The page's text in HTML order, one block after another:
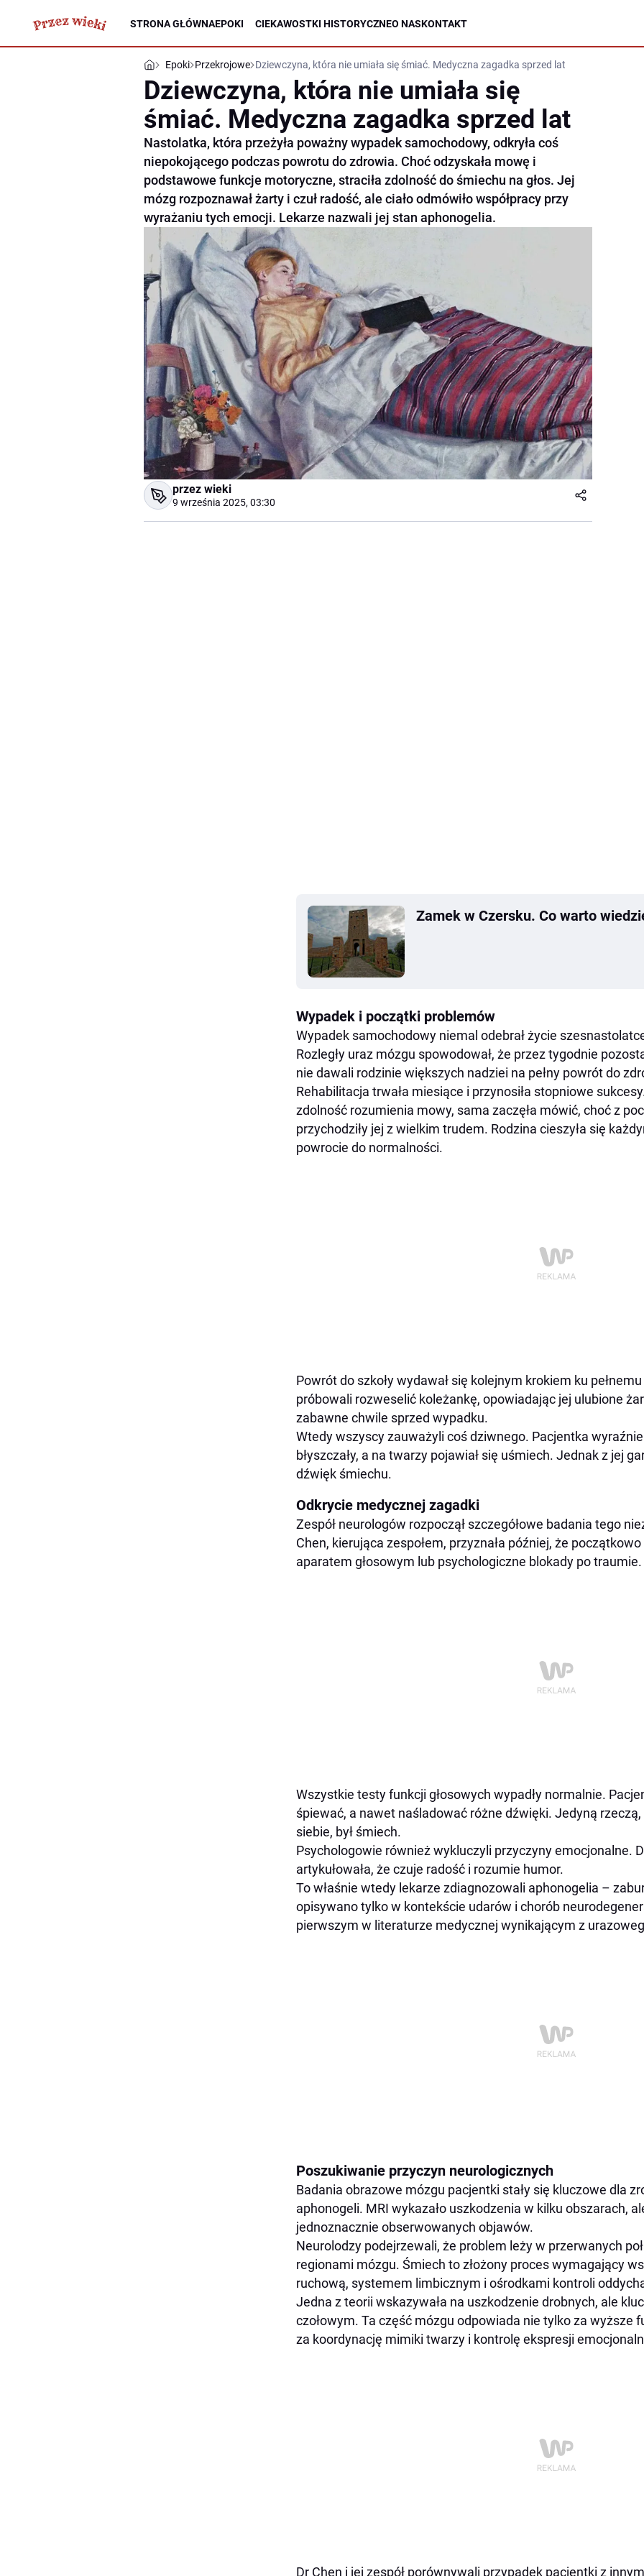
STRONA GŁÓWNAEPOKI CIEKAWOSTKI HISTORYCZNEO NASKONTAKT
Epoki Przekrojowe Dziewczyna, która nie umiała się śmiać. Medyczna zagadka sprzed lat
Dziewczyna, która nie umiała się
śmiać. Medyczna zagadka sprzed lat
Nastolatka, która przeżyła poważny wypadek samochodowy, odkryła coś
niepokojącego podczas powrotu do zdrowia. Choć odzyskała mowę i
podstawowe funkcje motoryczne, straciła zdolność do śmiechu na głos. Jej
mózg rozpoznawał żarty i czuł radość, ale ciało odmówiło współpracy przy
wyrażaniu tych emocji. Lekarze nazwali jej stan aphonogelia.
przez wieki
9 września 2025, 03:30
Zamek w Czersku. Co warto
Wypadek i początki problemów
Wypadek samochodowy niemal odebrał życie
Rozległy uraz mózgu spowodował, że przez tygodnie
nie dawali rodzinie większych nadziei na pełny powrót do
Rehabilitacja trwała miesiące i przynosiła stopniowe
zdolność rozumienia mowy, sama zaczęła mówić, choć z
przychodziły jej z wielkim trudem. Rodzina cieszyła się
powrocie do normalności.
Powrót do szkoły wydawał się kolejnym krokiem ku
próbowali rozweselić koleżankę, opowiadając jej ulubione
zabawne chwile sprzed wypadku.
Wtedy wszyscy zauważyli coś dziwnego. Pacjentka
błyszczały, a na twarzy pojawiał się uśmiech. Jednak z jej
dźwięk śmiechu.
Odkrycie medycznej zagadki
Zespół neurologów rozpoczął szczegółowe badania tego
Chen, kierująca zespołem, przyznała później, że
aparatem głosowym lub psychologiczne blokady po traumie.
Wszystkie testy funkcji głosowych wypadły normalnie.
śpiewać, a nawet naśladować różne dźwięki. Jedyną
siebie, był śmiech.
Psychologowie również wykluczyli przyczyny emocjonalne.
artykułowała, że czuje radość i rozumie humor.
To właśnie wtedy lekarze zdiagnozowali aphonogelia –
opisywano tylko w kontekście udarów i chorób
pierwszym w literaturze medycznej wynikającym z
Poszukiwanie przyczyn neurologicznych
Badania obrazowe mózgu pacjentki stały się kluczowe dla
aphonogeli. MRI wykazało uszkodzenia w kilku obszarach,
jednoznacznie obserwowanych objawów.
Neurolodzy podejrzewali, że problem leży w przerwanych
regionami mózgu. Śmiech to złożony proces wymagający
ruchową, systemem limbicznym i ośrodkami kontroli
Jedna z teorii wskazywała na uszkodzenie drobnych, ale
czołowym. Ta część mózgu odpowiada nie tylko za wyższe
za koordynację mimiki twarzy i kontrolę ekspresji
Dr Chen i jej zespół porównywali przypadek pacjentki z